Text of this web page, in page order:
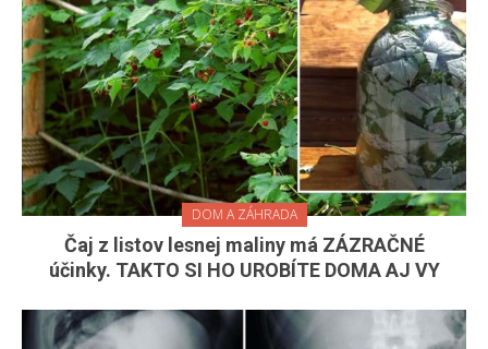
DOM A ZÁHRADA
Čaj z listov lesnej maliny má ZÁZRAČNÉ
účinky. TAKTO SI HO UROBÍTE DOMA AJ VY